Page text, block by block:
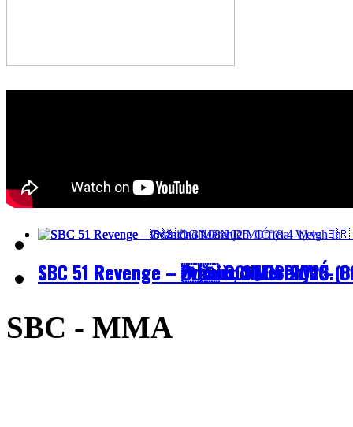
SBC 51 Revenge – Zvanično Merenje –
SBC 51 Revenge – Odžaci, 31.08.2025.
SBC 51 Revenge – 🇷🇸 OGNJEN DIMIĆ
SBC - MMA